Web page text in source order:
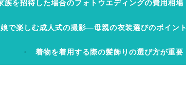
族を招待した場合のフォトウエディングの費用相場
で楽しむ成人式の撮影―母親の衣装選びのポイント
着物を着用する際の髪飾りの選び方が重要